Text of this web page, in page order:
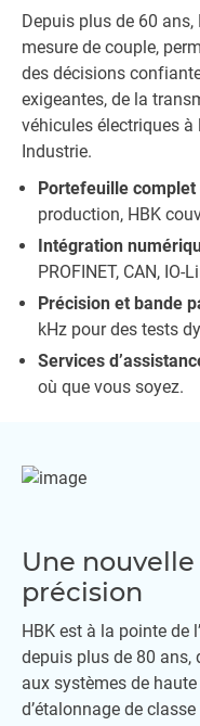
Depuis plus de 60 ans,
mesure de couple,
des décisions
exigeantes, de la
véhicules électriques
Industrie.
Portefeuille
production, HBK
Intégration
PROFINET, CAN, IO-
Précision et bande
kHz pour des tests
Services
où que vous soyez.
Une
précision
HBK est à la pointe de
depuis plus de 80
aux systèmes de
d’étalonnage de